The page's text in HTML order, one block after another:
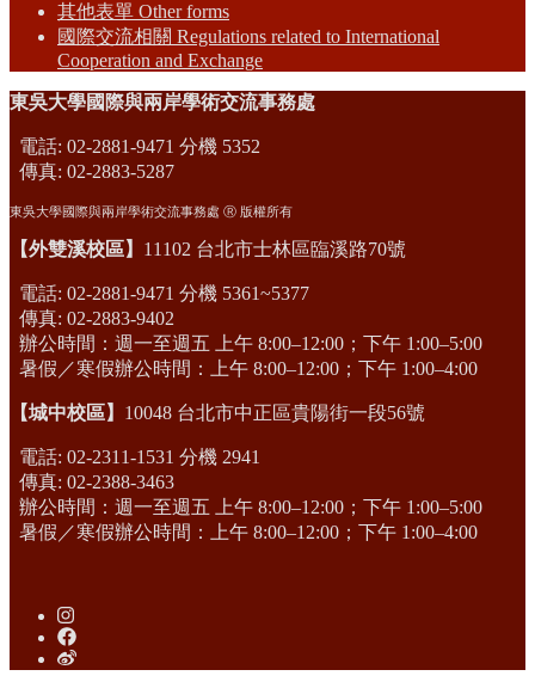
其他表單 Other forms
國際交流相關 Regulations related to International
Cooperation and Exchange
東吳大學國際與兩岸學術交流事務處
電話: 02-2881-9471 分機 5352
傳真: 02-2883-5287
東吳大學國際與兩岸學術交流事務處 Ⓡ 版權所有
【外雙溪校區】 11102 台北市士林區臨溪路70號
電話: 02-2881-9471 分機 5361~5377
傳真: 02-2883-9402
辦公時間：週一至週五 上午 8:00–12:00；下午 1:00–5:00
暑假／寒假辦公時間：上午 8:00–12:00；下午 1:00–4:00
【城中校區】 10048 台北市中正區貴陽街一段56號
電話: 02-2311-1531 分機 2941
傳真: 02-2388-3463
辦公時間：週一至週五 上午 8:00–12:00；下午 1:00–5:00
暑假／寒假辦公時間：上午 8:00–12:00；下午 1:00–4:00